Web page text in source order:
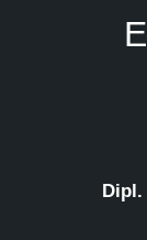
Dipl.